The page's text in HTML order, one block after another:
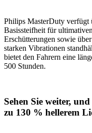
Philips MasterDuty verfügt
Basissteifheit für
Erschütterungen sowie
starken Vibrationen
bietet den Fahrern eine
500 Stunden.
Sehen Sie weiter,
zu 130 % hellerem